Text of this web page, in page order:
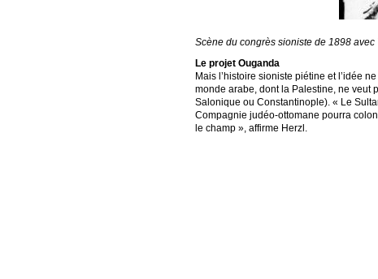
Scène du congrès sioniste de 1898
Le projet Ouganda
Mais l’histoire sioniste piétine et l’idée
monde arabe, dont la Palestine, ne veut
Salonique ou Constantinople). « Le
Compagnie judéo-ottomane pourra
le champ », affirme Herzl.